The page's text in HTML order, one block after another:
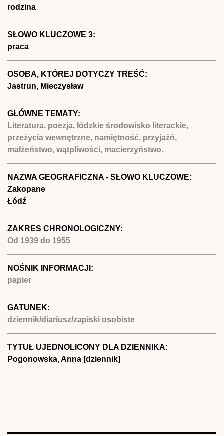
rodzina
SŁOWO KLUCZOWE 3:
praca
OSOBA, KTÓREJ DOTYCZY TREŚĆ:
Jastrun, Mieczysław
GŁÓWNE TEMATY:
Literatura, poezja, łódzkie środowisko literackie,
przeżycia wewnętrzne, namiętność, przyjaźń,
małżeństwo, wątpliwości, macierzyństwo.
NAZWA GEOGRAFICZNA - SŁOWO KLUCZOWE:
Zakopane
Łódź
ZAKRES CHRONOLOGICZNY:
Od 1939 do 1955
NOŚNIK INFORMACJI:
papier
GATUNEK:
dziennik/diariusz/zapiski osobiste
TYTUŁ UJEDNOLICONY DLA DZIENNIKA:
Pogonowska, Anna [dziennik]